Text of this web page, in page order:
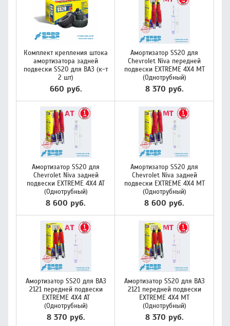
Комплект крепления штока
амортизатора задней
подвески SS20 для ВАЗ (к-т
2 шт)
660 руб.
Амортизатор SS20 для
Chevrolet Niva передней
подвески EXTREME 4X4 МТ
(Однотрубный)
8 370 руб.
Амортизатор SS20 для
Chevrolet Niva задней
подвески EXTREME 4X4 AT
(Однотрубный)
8 600 руб.
Амортизатор SS20 для
Chevrolet Niva задней
подвески EXTREME 4X4 МТ
(Однотрубный)
8 600 руб.
Амортизатор SS20 для ВАЗ
2121 передней подвески
EXTREME 4X4 AT
(Однотрубный)
8 370 руб.
Амортизатор SS20 для ВАЗ
2121 передней подвески
EXTREME 4X4 МТ
(Однотрубный)
8 370 руб.